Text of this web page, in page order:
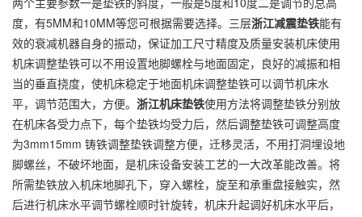
度，有5MM和10MM等您可根据需要选择。三层浙江减震垫铁能有
效的衰减机器自身的振动，保证加工尺寸精度及质量安装机床使用
机床调整垫铁可以不用设置地脚螺栓与地面固定，良好的减振和相
当的垂直挠度，使机床稳定于地面机床调整垫铁可以调节机床水
平，调节范围大，方便。 浙江机床垫铁使用方法将调整垫铁分别放
在机床各受力点下，每个垫铁均受力后，然后调整垫铁可调整高度
为3mm15mm 铸铁调整垫铁调整方便，迁移灵活，不用打洞埋设地
脚螺丝，不破坏地面，是机床设备安装工艺的一大改革能改善。将
所需垫铁放入机床地脚孔下，穿入螺栓，旋至和承重盘接触实，然
后进行机床水平调节螺栓顺时针旋转，机床升起调好机床水平后，